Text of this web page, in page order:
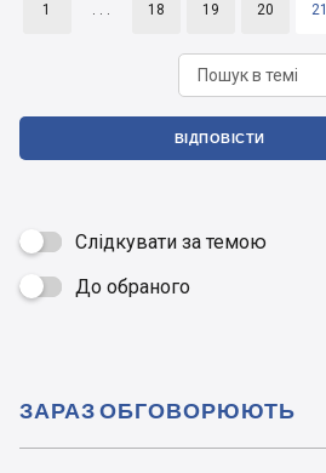
1 . . . 18 19 20 21
ВІДПОВІСТИ
Слідкувати за темою
 До обраного
ЗАРАЗ ОБГОВОРЮЮТЬ